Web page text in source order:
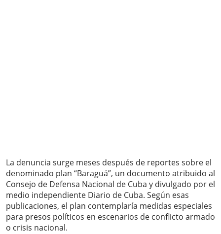
La denuncia surge meses después de reportes sobre el
denominado plan “Baraguá”, un documento atribuido al
Consejo de Defensa Nacional de Cuba y divulgado por el
medio independiente Diario de Cuba. Según esas
publicaciones, el plan contemplaría medidas especiales
para presos políticos en escenarios de conflicto armado
o crisis nacional.